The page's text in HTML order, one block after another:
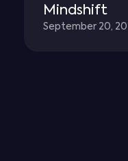
Mindshift
September 20,